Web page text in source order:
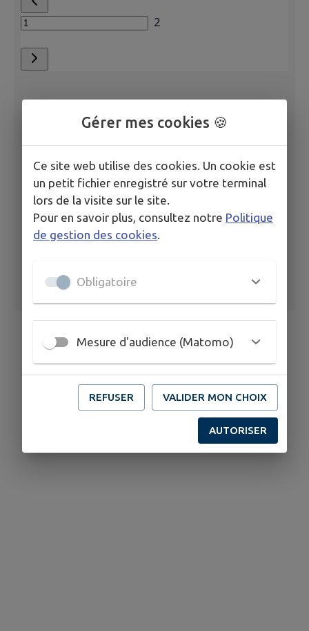
Gérer mes cookies 🍪
Ce site web utilise des cookies. Un cookie est
un petit fichier enregistré sur votre terminal
lors de la visite sur le site.
Pour en savoir plus, consultez notre Politique
de gestion des cookies
Obligatoire
Mesure d'audience (Matomo)
REFUSER VALIDER MON CHOIX
AUTORISER